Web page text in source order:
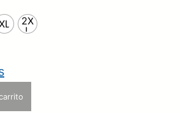
u
e
XL
2X
L